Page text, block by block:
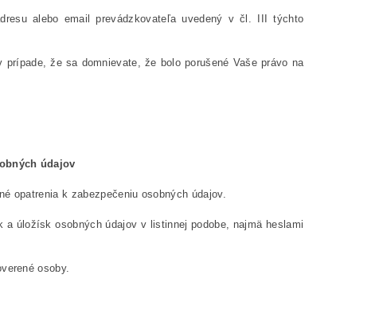
alebo email prevádzkovateľa uvedený v čl. III týchto
že sa domnievate, že bolo porušené Vaše právo na
údajov
opatrenia k zabezpečeniu osobných údajov.
úložísk osobných údajov v listinnej podobe, najmä heslami
osoby.